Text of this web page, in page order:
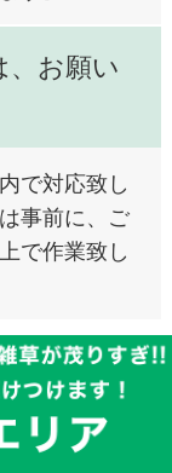
、お願い
で対応致し
事前に、ご
で作業致し